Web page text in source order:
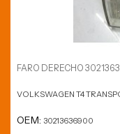
FARO DERECHO
VOLKSWAGEN T4
OEM: 30213636900